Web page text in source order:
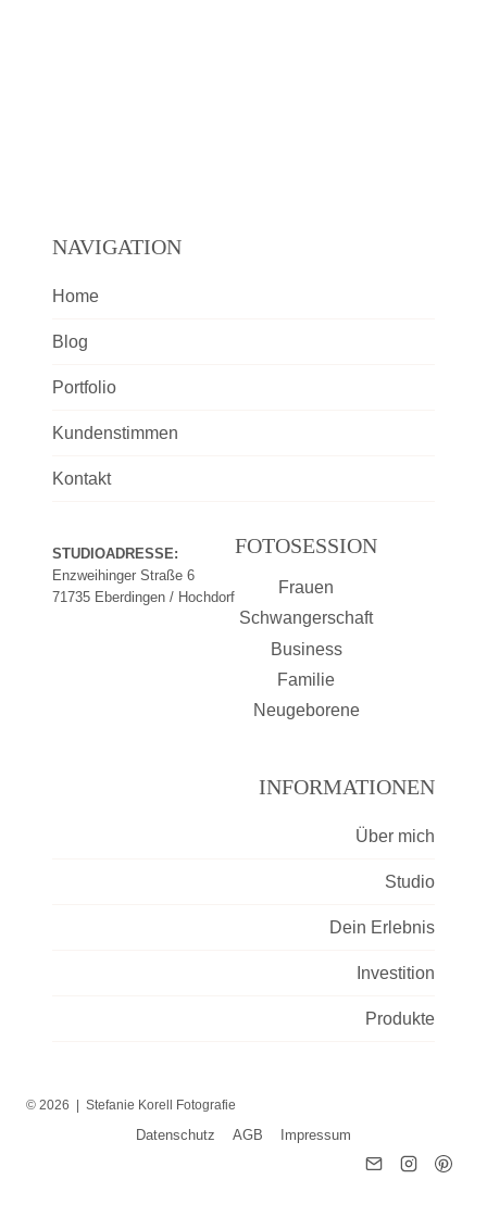
NAVIGATION
Home
Blog
Portfolio
Kundenstimmen
Kontakt
STUDIOADRESSE:
Enzweihinger Straße 6
71735 Eberdingen / Hochdorf
FOTOSESSION
Frauen
Schwangerschaft
Business
Familie
Neugeborene
INFORMATIONEN
Über mich
Studio
Dein Erlebnis
Investition
Produkte
© 2026 | Stefanie Korell Fotografie
Datenschutz AGB Impressum